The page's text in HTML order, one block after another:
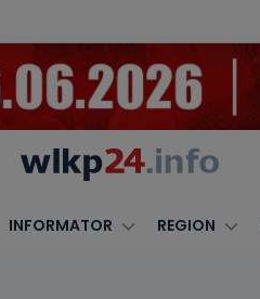
INFORMATOR REGION